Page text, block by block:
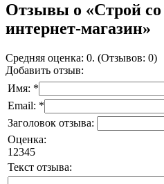
Отзывы о «Строй со
интернет-магазин»
Средняя оценка: 0. (Отзывов: 0)
Добавить отзыв:
Имя: *
Email: *
Заголовок отзыва:
Оценка:
1 2345
Текст отзыва: